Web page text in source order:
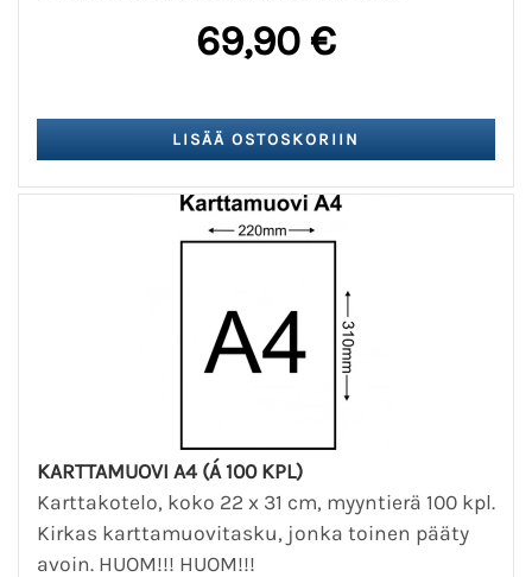
69,90 €
KARTTAMUOVI A4 (Á 100 KPL)
Karttakotelo, koko 22 x 31 cm, myyntierä 100 kpl.
Kirkas karttamuovitasku, jonka toinen pääty
avoin. HUOM!!! HUOM!!!